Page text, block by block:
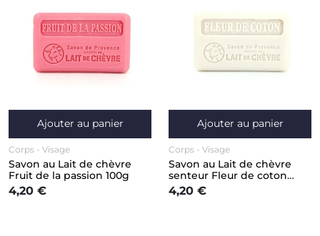
Ajouter au panier
Corps Visage
Savon au Lait de chèvre
Fruit de la passion 100g
4,20 €
Ajouter au panier
Corps Visage
Savon au Lait de chèvre
senteur Fleur de coton
100g
4,20 €